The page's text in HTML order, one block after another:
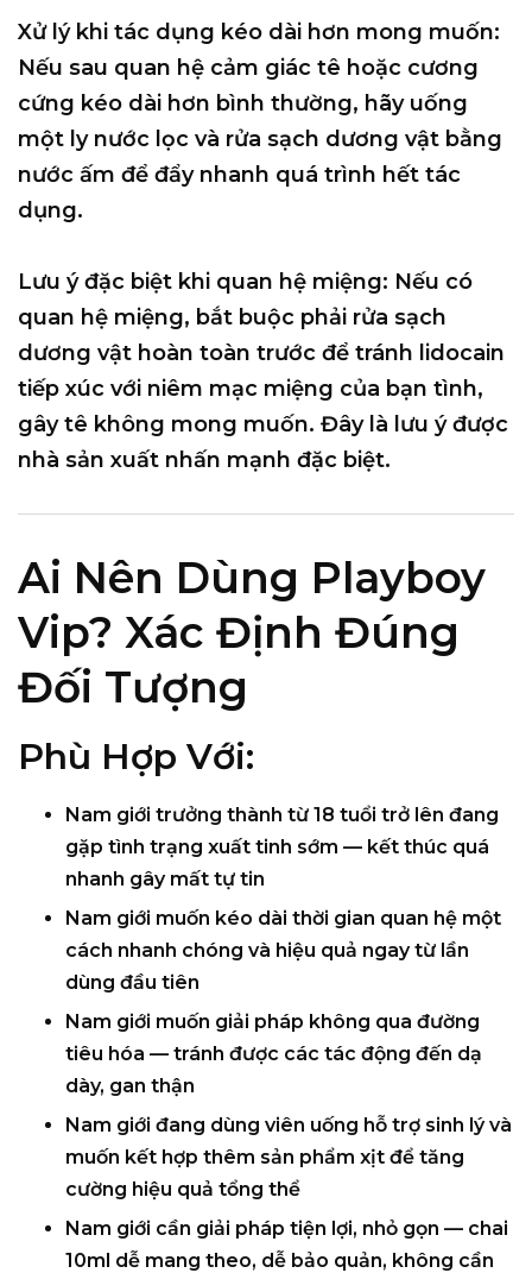
Xử lý khi tác dụng kéo dài hơn mong muốn:
Nếu sau quan hệ cảm giác tê hoặc cương
cứng kéo dài hơn bình thường, hãy uống
một ly nước lọc và rửa sạch dương vật bằng
nước ấm để đẩy nhanh quá trình hết tác
dụng.
Lưu ý đặc biệt khi quan hệ miệng: Nếu có
quan hệ miệng, bắt buộc phải rửa sạch
dương vật hoàn toàn trước để tránh lidocain
tiếp xúc với niêm mạc miệng của bạn tình,
gây tê không mong muốn. Đây là lưu ý được
nhà sản xuất nhấn mạnh đặc biệt.
Ai Nên Dùng Playboy
Vip? Xác Định Đúng
Đối Tượng
Phù Hợp Với:
Nam giới trưởng thành từ 18 tuổi trở lên đang
gặp tình trạng xuất tinh sớm — kết thúc quá
nhanh gây mất tự tin
Nam giới muốn kéo dài thời gian quan hệ một
cách nhanh chóng và hiệu quả ngay từ lần
dùng đầu tiên
Nam giới muốn giải pháp không qua đường
tiêu hóa — tránh được các tác động đến dạ
dày, gan thận
Nam giới đang dùng viên uống hỗ trợ sinh lý và
muốn kết hợp thêm sản phẩm xịt để tăng
cường hiệu quả tổng thể
Nam giới cần giải pháp tiện lợi, nhỏ gọn — chai
10ml dễ mang theo, dễ bảo quản, không cần